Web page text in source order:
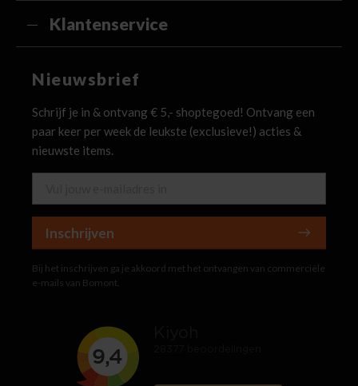
Klantenservice
Nieuwsbrief
Schrijf je in & ontvang € 5,- shoptegoed! Ontvang een
paar keer per week de leukste (exclusieve!) acties &
nieuwste items.
Inschrijven
Bij het inschrijven ga je akkoord met het ontvangen van commerciële
e-mails van Bomont.